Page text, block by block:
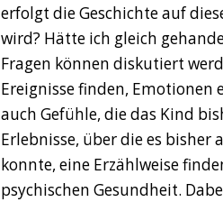
erfolgt die Geschichte auf
wird? Hätte ich gleich
Fragen können diskutiert
Ereignisse finden, Emotionen
auch Gefühle, die das Kind
Erlebnisse, über die es
konnte, eine Erzählweise
psychischen Gesundheit.